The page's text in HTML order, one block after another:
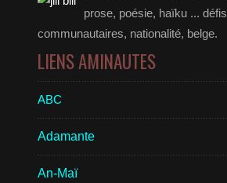
prose, poésie, haïku ... défis
communautaires, nationalité, belge.
LIENS AMINAUTES
ABC
Adamante
An-Maï